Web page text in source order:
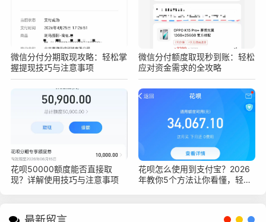
微信分付分期取现攻略：轻松掌
握提现技巧与注意事项
微信分付额度取现秒到账：轻松
应对资金需求的全攻略
花呗50000额度能否直接取
现？详解使用技巧与注意事项
花呗怎么使用到支付宝？2026
年教你5个方法让你看懂，轻松